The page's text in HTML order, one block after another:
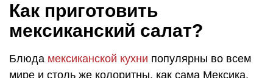
Как приготовить
мексиканский салат?
Блюда мексиканской кухни популярны во всем
мире и столь же колоритны, как сама Мексика.